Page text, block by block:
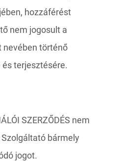
hozzáférést
nem jogosult a
nevében történő
terjesztésére.
SZERZŐDÉS nem
bármely
jogot.